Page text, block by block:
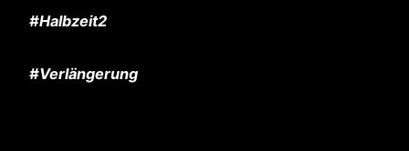
#Halbzeit2
#Verlängerung